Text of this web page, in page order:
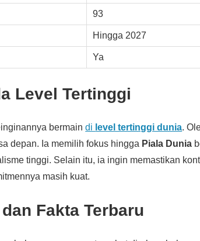
93
Hingga 2027
Ya
Level Tertinggi
bermaindi level tertinggi dunia.
depan. Ia memilih fokus hingga Piala Dunia
tinggi. Selain itu, ia ingin memastikan
masih kuat.
Fakta Terbaru